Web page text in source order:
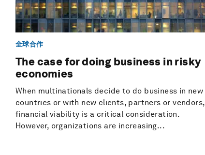
全球合作
The case for doing business in risky
economies
When multinationals decide to do business in new
countries or with new clients, partners or vendors,
financial viability is a critical consideration.
However, organizations are increasing...